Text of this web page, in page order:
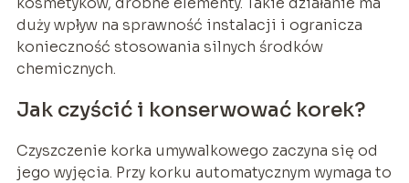
duży wpływ na sprawność instalacji i ogranicza
konieczność stosowania silnych środków
chemicznych.
Jak czyścić i konserwować korek?
Czyszczenie korka umywalkowego zaczyna się od
jego wyjęcia. Przy korku automatycznym wymaga to